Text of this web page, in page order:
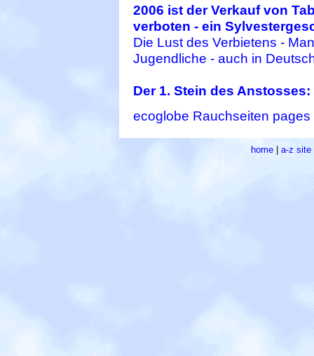
2006 ist der Verkauf von
verboten - ein
Die Lust des Verbietens -
Jugendliche - auch in
Der 1. Stein des Anstosses:
ecoglobe Rauchseiten
home|a-z site